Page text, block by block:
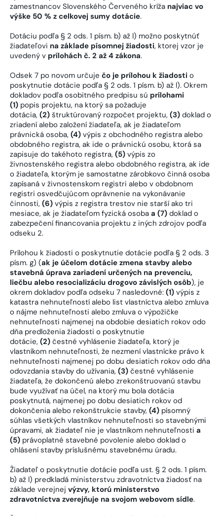
zamestnancov Slovenského Červeného kríža najviac vo
výške 50 % z celkovej sumy dotácie.
Dotáciu podľa § 2 ods. 1 písm. b) až l) možno poskytnúť
žiadateľovi na základe písomnej žiadosti, ktorej vzor je
uvedený v prílohách č. 2 až 4 zákona.
Odsek 7 po novom určuje čo je prílohou k žiadosti o
poskytnutie dotácie podľa § 2 ods. 1 písm. b) až l). Okrem
dokladov podľa osobitného predpisu sú prílohami
(1) popis projektu, na ktorý sa požaduje
dotácia, (2) štruktúrovaný rozpočet projektu, (3) doklad o
zriadení alebo založení žiadateľa, ak je žiadateľom
právnická osoba, (4) výpis z obchodného registra alebo
obdobného registra, ak ide o právnickú osobu, ktorá sa
zapisuje do takéhoto registra, (5) výpis zo
živnostenského registra alebo obdobného registra, ak ide
o žiadateľa, ktorým je samostatne zárobkovo činná osoba
zapísaná v živnostenskom registri alebo v obdobnom
registri osvedčujúcom oprávnenie na vykonávanie
činnosti, (6) výpis z registra trestov nie starší ako tri
mesiace, ak je žiadateľom fyzická osoba a (7) doklad o
zabezpečení financovania projektu z iných zdrojov podľa
odseku 2.
Prílohou k žiadosti o poskytnutie dotácie podľa § 2 ods. 3
písm. g) (ak je účelom dotácie zmena stavby alebo
stavebná úprava zariadení určených na prevenciu,
liečbu alebo resocializáciu drogovo závislých osôb), je
okrem dokladov podľa odseku 7 nasledovné: (1) výpis z
katastra nehnuteľností alebo list vlastníctva alebo zmluva
o nájme nehnuteľnosti alebo zmluva o výpožičke
nehnuteľnosti najmenej na obdobie desiatich rokov odo
dňa predloženia žiadosti o poskytnutie
dotácie, (2) čestné vyhlásenie žiadateľa, ktorý je
vlastníkom nehnuteľnosti, že nezmení vlastnícke právo k
nehnuteľnosti najmenej po dobu desiatich rokov odo dňa
odovzdania stavby do užívania, (3) čestné vyhlásenie
žiadateľa, že dokončenú alebo zrekonštruovanú stavbu
bude využívať na účel, na ktorý mu bola dotácia
poskytnutá, najmenej po dobu desiatich rokov od
dokončenia alebo rekonštrukcie stavby, (4) písomný
súhlas všetkých vlastníkov nehnuteľnosti so stavebnými
úpravami, ak žiadateľ nie je vlastníkom nehnuteľnosti a
(5) právoplatné stavebné povolenie alebo doklad o
ohlásení stavby príslušnému stavebnému úradu.
Žiadateľ o poskytnutie dotácie podľa ust. § 2 ods. 1 písm.
b) až l) predkladá ministerstvu zdravotníctva žiadosť na
základe verejnej výzvy, ktorú ministerstvo
zdravotníctva zverejňuje na svojom webovom sídle.